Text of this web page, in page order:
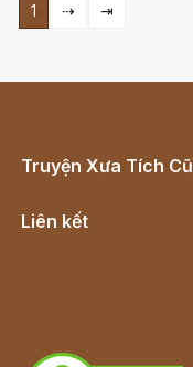
1 ⇢ ⇥
Truyện Xưa Tích Cũ
Liên kết